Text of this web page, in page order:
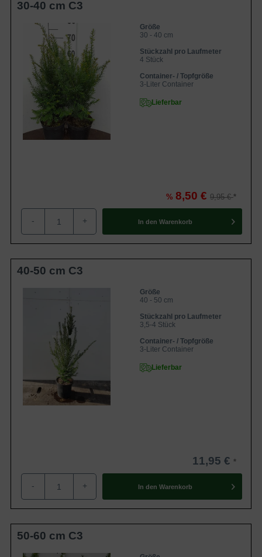
30-40 cm C3
Größe
30 - 40 cm
Stückzahl pro Laufmeter
4 Stück
Container- / Topfgröße
3-Liter Container
Lieferbar
% 8,50 € 9,95 €
- + In den Warenkorb
40-50 cm C3
Größe
40 - 50 cm
Stückzahl pro Laufmeter
3,5-4 Stück
Container- / Topfgröße
3-Liter Container
Lieferbar
11,95 €
- + In den Warenkorb
50-60 cm C3